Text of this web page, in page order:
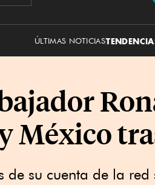
ÚLTIMAS NOTICIAS
México
de su cuenta de la